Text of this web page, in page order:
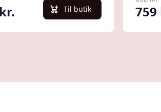
Til butik 759